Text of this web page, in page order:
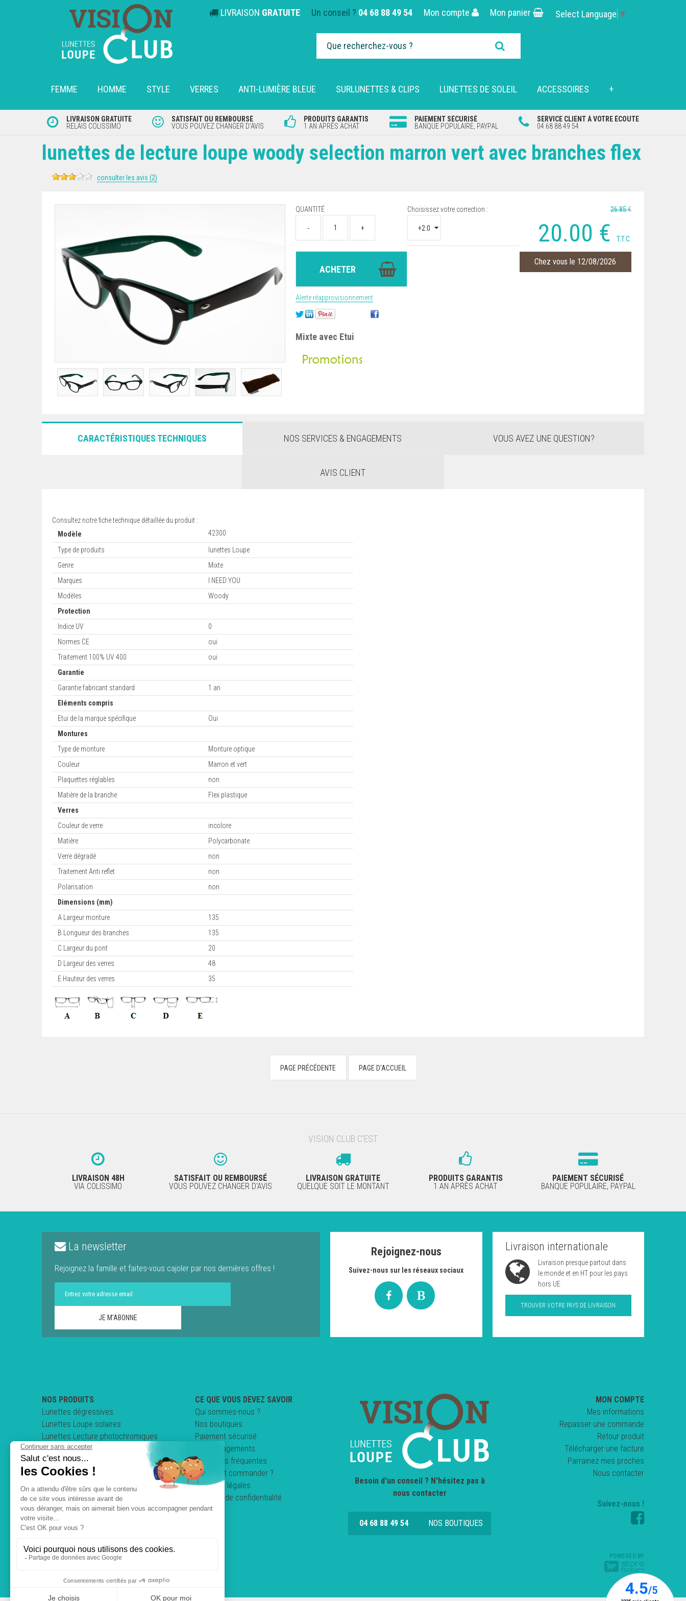
LIVRAISON GRATUITE Un conseil ? 04 68 88 49 54 Mon compte Mon panier Select Language ▼
FEMME HOMME STYLE VERRES ANTI-LUMIÈRE BLEUE SURLUNETTES & CLIPS LUNETTES DE SOLEIL ACCESSOIRES +
LIVRAISON GRATUITE
RELAIS COLISSIMO
SATISFAIT OU REMBOURSÉ
VOUS POUVEZ CHANGER D'AVIS
PRODUITS GARANTIS
1 AN APRÈS ACHAT
PAIEMENT SÉCURISÉ
BANQUE POPULAIRE, PAYPAL
SERVICE CLIENT À VOTRE ÉCOUTE
04 68 88 49 54
lunettes de lecture loupe woody selection marron vert avec branches flex
consulter les avis (2)
26.85€
20.00 € T.T.C.
Chez vous le 12/08/2026
QUANTITÉ Choisissez votre correction :
Alerte réapprovisionnement
Mixte avec Etui
CARACTÉRISTIQUES TECHNIQUES NOS SERVICES & ENGAGEMENTS VOUS AVEZ UNE QUESTION?
AVIS CLIENT
Consultez notre fiche technique détaillée du produit :
Modèle
42300
Type de produits
lunettes Loupe
Genre
Mixte
Marques
I NEED YOU
Modèles
Woody
Protection
Indice UV
0
Normes CE
oui
Traitement 100% UV 400
oui
Garantie
Garantie fabricant standard
1 an
Eléments compris
Etui de la marque spécifique
Oui
Montures
Type de monture
Monture optique
Couleur
Marron et vert
Plaquettes réglables
non
Matière de la branche
Flex plastique
Verres
Couleur de verre
incolore
Matière
Polycarbonate
Verre dégradé
non
Traitement Anti reflet
non
Polarisation
non
Dimensions (mm)
A Largeur monture
135
B Longueur des branches
135
C Largeur du pont
20
D Largeur des verres
48
E Hauteur des verres
35
VISION CLUB C'EST
LIVRAISON 48H
VIA COLISSIMO
SATISFAIT OU REMBOURSÉ
VOUS POUVEZ CHANGER D'AVIS
LIVRAISON GRATUITE
QUELQUE SOIT LE MONTANT
PRODUITS GARANTIS
1 AN APRÈS ACHAT
PAIEMENT SÉCURISÉ
BANQUE POPULAIRE, PAYPAL
La newsletter
Rejoignez la famille et faites-vous cajoler par nos dernières offres !
Rejoignez-nous
Suivez-nous sur les réseaux sociaux
Livraison internationale
Livraison presque partout dans
le monde et en HT pour les pays
hors UE
TROUVER VOTRE PAYS DE LIVRAISON
NOS PRODUITS
Lunettes dégressives
Lunettes Loupe solaires
Lunettes Lecture photochromiques
Lunettes loupe pliables
Clips & Sur-lunettes
Lunettes de conduite
CE QUE VOUS DEVEZ SAVOIR
Qui sommes-nous ?
Nos boutiques
Paiement sécurisé
Nos engagements
Questions fréquentes
Comment commander ?
Mentions légales
Politique de confidentialité
C.G.V
Besoin d'un conseil ? N'hésitez pas à
nous contacter
04 68 88 49 54 NOS BOUTIQUES
MON COMPTE
Mes informations
Repasser une commande
Retour produit
Télécharger une facture
Parrainez mes proches
Nous contacter
Suivez-nous !
POWERED BY